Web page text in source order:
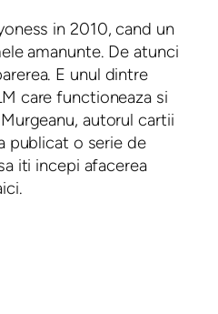
in 2010, cand un
amanunte. De atunci
E unul dintre
care functioneaza si
autorul cartii
publicat o serie de
iti incepi afacerea